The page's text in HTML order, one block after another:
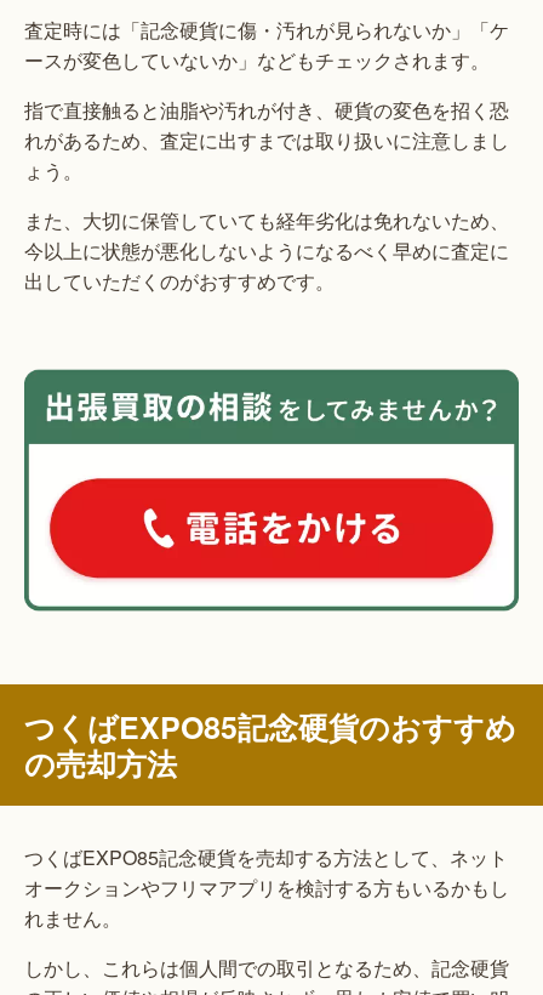
査定時には「記念硬貨に傷・汚れが見られないか」「ケ
ースが変色していないか」などもチェックされます。
指で直接触ると油脂や汚れが付き、硬貨の変色を招く恐
れがあるため、査定に出すまでは取り扱いに注意しまし
ょう。
また、大切に保管していても経年劣化は免れないため、
今以上に状態が悪化しないようになるべく早めに査定に
出していただくのがおすすめです。
つくばEXPO85記念硬貨のおすすめ
の売却方法
つくばEXPO85記念硬貨を売却する方法として、ネット
オークションやフリマアプリを検討する方もいるかもし
れません。
しかし、これらは個人間での取引となるため、記念硬貨